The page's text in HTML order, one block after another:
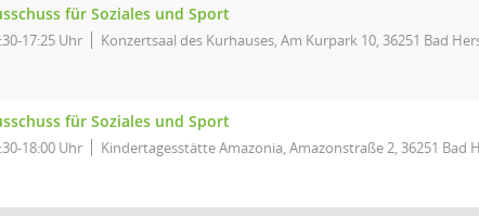
für Soziales und Sport
17:25 Uhr Konzertsaal des Kurhauses, Am Kurpark 10, 36251 Bad
für Soziales und Sport
18:00 Uhr Kindertagesstätte Amazonia, Amazonstraße 2, 36251 Bad